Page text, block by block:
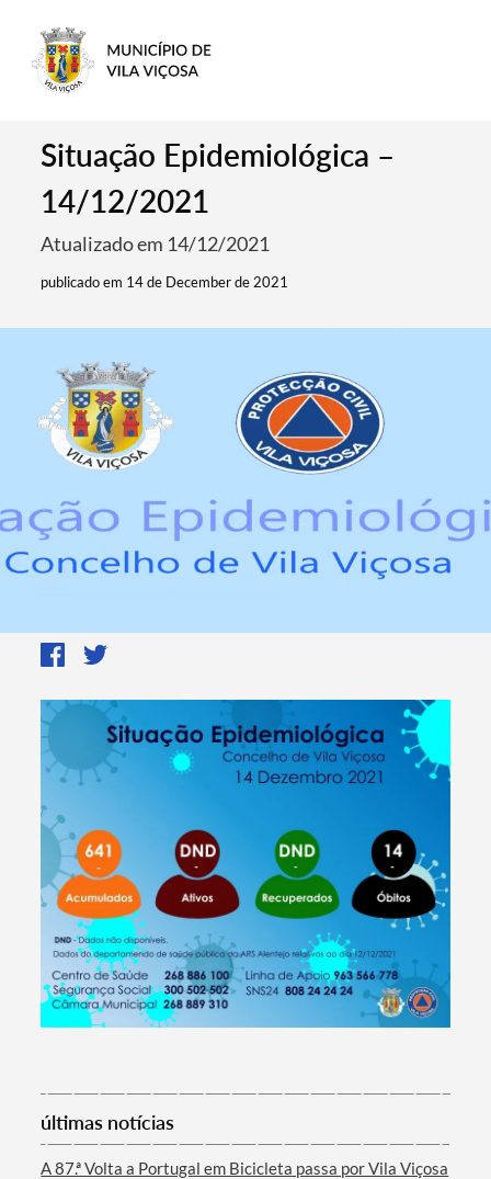
Situação Epidemiológica –
14/12/2021
Atualizado em 14/12/2021
publicado em 14 de December de 2021
últimas notícias
A 87.ª Volta a Portugal em Bicicleta passa por Vila Viçosa